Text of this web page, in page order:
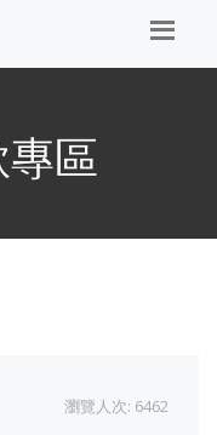
區
瀏覽人次: 6462